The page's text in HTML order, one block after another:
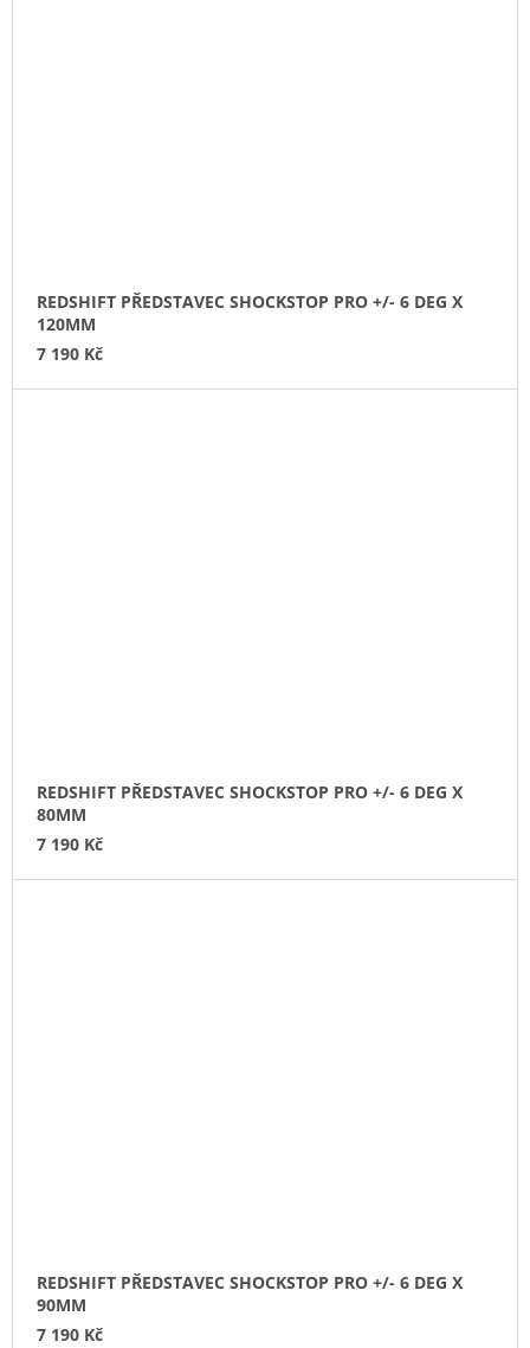
REDSHIFT PŘEDSTAVEC SHOCKSTOP PRO +/- 6 DEG X
120MM
7 190 Kč
REDSHIFT PŘEDSTAVEC SHOCKSTOP PRO +/- 6 DEG X
80MM
7 190 Kč
REDSHIFT PŘEDSTAVEC SHOCKSTOP PRO +/- 6 DEG X
90MM
7 190 Kč